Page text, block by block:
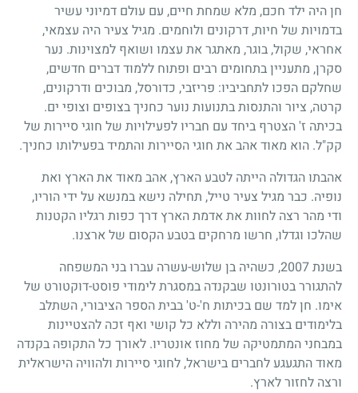
חן היה ילד חכם, מלא שמחת חיים, עם עולם דמיוני עשיר
בדמויות של חיות, דרקונים ולוחמים. מגיל צעיר היה עצמאי,
אחראי, שקול, בוגר, מאתגר את עצמו ושואף למצוינות. נער
סקרן, מתעניין בתחומים רבים ופתוח ללמוד דברים חדשים,
שחלקם הפכו לתחביביו: פריזבי, כדורסל, מבוכים ודרקונים,
קרטה, ציור והתנסות בתנועות נוער כחניך בצופים וצופי ים.
בכיתה ז' הצטרף ביחד עם חבריו לפעילויות של חוגי סיירות של
קק"ל. הוא מאוד אהב את חוגי הסיירות והתמיד בפעילותו כחניך.
אהבתו הגדולה הייתה לטבע הארץ, אהב מאוד את הארץ ואת
נופיה. כבר מגיל צעיר טייל, תחילה נישא במנשא על ידי הוריו,
ודי מהר רצה לחוות את אדמת הארץ דרך כפות רגליו הקטנות
שהלכו וגדלו, חרשו מרחקים בטבע הקסום של ארצנו.
בשנת 2007, כשהיה בן שלוש-עשרה עברו בני המשפחה
להתגורר בטורונטו שבקנדה במסגרת לימודי פוסט-דוקטורט של
אימו. חן למד שם בכיתות ח'-ט' בבית הספר הציבורי, השתלב
בלימודים בצורה מהירה וללא כל קושי ואף זכה להצטיינות
במבחני המתמטיקה של מחוז אונטריו. לאורך כל התקופה בקנדה
מאוד התגעגע לחברים בישראל, לחוגי סיירות ולהוויה הישראלית
ורצה לחזור לארץ.